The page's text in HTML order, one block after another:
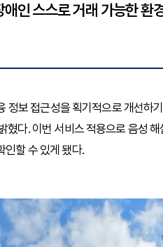
인 스스로 거래 가능한 환
보 접근성을 획기적으로 개선하
혔다. 이번 서비스 적용으로 음성
인할 수 있게 됐다.